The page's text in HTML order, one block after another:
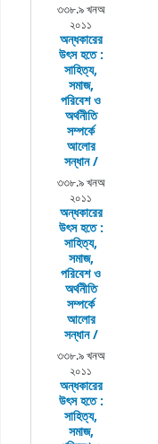
৩৩৮.৯ খনঅ
২০১১
অন্ধকারের
উৎস হতে :
সাহিত্য,
সমাজ,
পরিবেশ ও
অর্থনীতি
সম্পর্কে
আলোর
সন্ধান /
৩৩৮.৯ খনঅ
২০১১
অন্ধকারের
উৎস হতে :
সাহিত্য,
সমাজ,
পরিবেশ ও
অর্থনীতি
সম্পর্কে
আলোর
সন্ধান /
৩৩৮.৯ খনঅ
২০১১
অন্ধকারের
উৎস হতে :
সাহিত্য,
সমাজ,